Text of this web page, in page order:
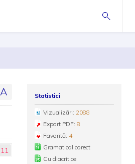
A Statistici
Vizualizări: 2088
Export PDF: 8
Favorită: 4
Gramatical corect
Cu diacritice